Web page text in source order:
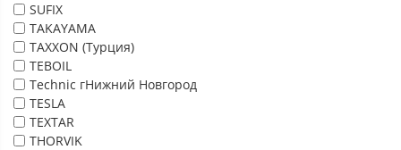
SUFIX
TAKAYAMA
TAXXON (Турция)
TEBOIL
Technic гНижний Новгород
TESLA
TEXTAR
THORVIK